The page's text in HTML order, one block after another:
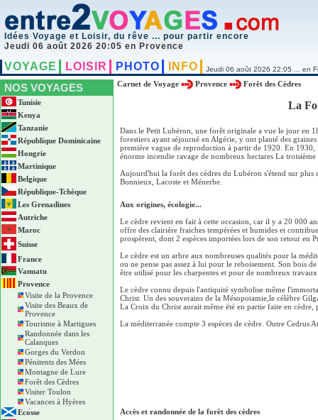
Idées Voyage et Loisir, du rêve ... pour partir encore
Jeudi 06 août 2026 20:05 en Provence
VOYAGE LOISIR PHOTO INFO Jeudi 06 août 2026 22:05 ... en
NOS VOYAGES
Tunisie
Kenya
Tanzanie
République Dominicaine
Hongrie
Martinique
Belgique
République-Tchèque
Les Grenadines
Autriche
Maroc
Suisse
France
Vanuatu
Provence
Visite de la Provence
Visite des Beaux de
Provence
Tourisme à Martigues
Randonnée dans les
Calanques
Gorges du Verdon
Pénitents des Mées
Montagne de Lure
Forêt des Cèdres
Visiter Toulon
Vacances à Hyères
Ecosse
Carnet de Voyage Provence Forêt des Cèdres
La
Dans le Petit Lubéron, une forêt originale a vue le jour en
forestiers ayant séjourné en Algérie, y ont planté des
première vague de reproduction à partir de 1920. En 1930,
énorme incendie ravage de nombreux hectares La
Aujourd'hui la forêt des cèdres du Lubéron s'étend sur plus
Bonnieux, Lacoste et Ménerbe.
Aux origines, écologie...
Le cèdre revient en fait à cette occasion, car il y a 20 000
offre des clairière fraiches tempérées et humides et
prospèrent, dont 2 espèces importées lors de son retour en
Le cèdre est un arbre aux nombreuses qualités pour la
on ne pense pas assez à lui pour le reboisement. Son bois
être utilisé pour les charpentes et pour de nombreux
Le cèdre connu depuis l'antiquité symbolise même
Christ. Un des souverains de la Mésopotamie,le célèbre
La Croix du Christ aurait même été en partie faite en
La méditerranée compte 3 espèces de cèdre. Outre
Accès et randonnée de la forêt des cèdres